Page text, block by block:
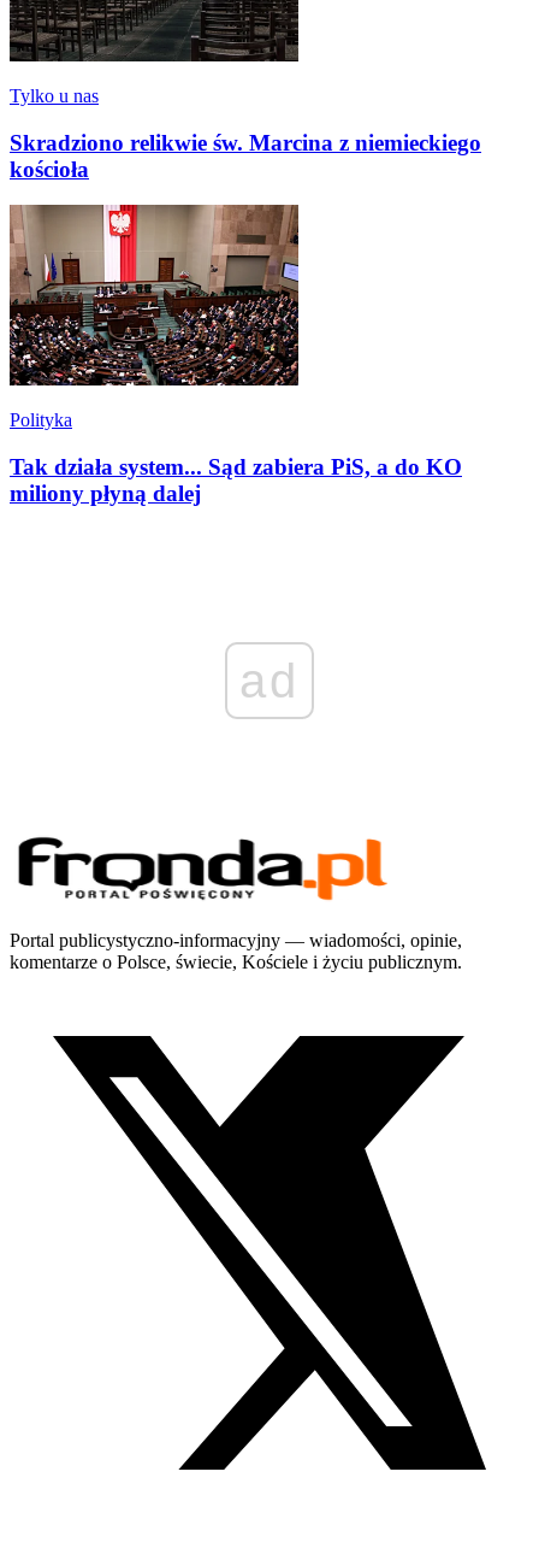
Tylko u nas
Skradziono relikwie św. Marcina z niemieckiego
kościoła
Polityka
Tak działa system... Sąd zabiera PiS, a do KO
miliony płyną dalej
ad
Portal publicystyczno-informacyjny — wiadomości, opinie,
komentarze o Polsce, świecie, Kościele i życiu publicznym.